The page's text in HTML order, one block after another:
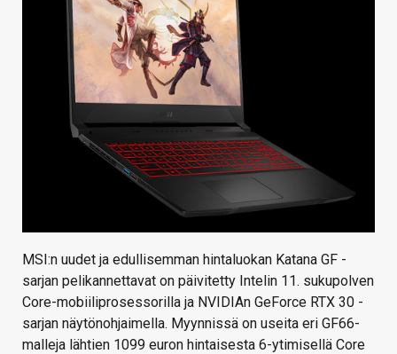
VAIHDA TEEMA
MSI:n uudet ja edullisemman hintaluokan Katana GF -
sarjan pelikannettavat on päivitetty Intelin 11. sukupolven
Core-mobiiliprosessorilla ja NVIDIAn GeForce RTX 30 -
sarjan näytönohjaimella. Myynnissä on useita eri GF66-
malleja lähtien 1099 euron hintaisesta 6-ytimisellä Core